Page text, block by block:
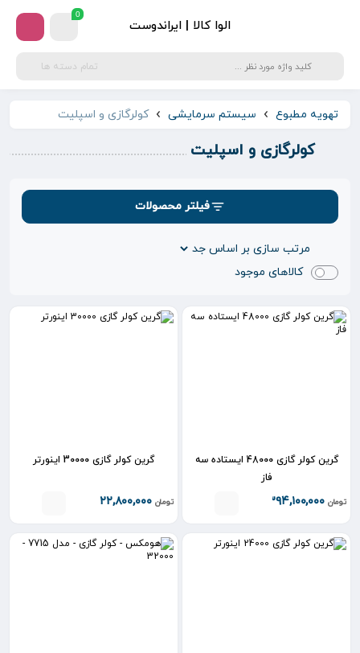
الوا کالا | ایراندوست
0
تمام دسته ها
تهویه مطبوع سیستم سرمایشی کولرگازی و اسپلیت
کولرگازی و اسپلیت
فیلتر محصولات
کالاهای موجود
گرین کولر گازی 48000 ایستاده سه
فاز
تومان ۳۹۴,۱۰۰,۰۰۰
گرین کولر گازی 30000 اینورتر
تومان ۲۲۲,۸۰۰,۰۰۰